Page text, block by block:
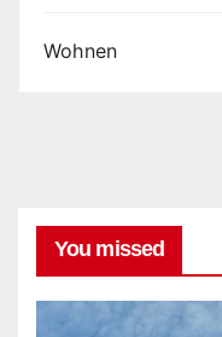
Wohnen
You missed